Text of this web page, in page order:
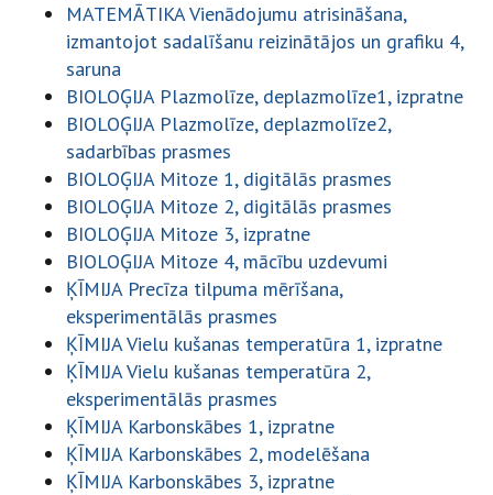
MATEMĀTIKA Vienādojumu atrisināšana,
izmantojot sadalīšanu reizinātājos un grafiku 4,
saruna
BIOLOĢIJA Plazmolīze, deplazmolīze1, izpratne
BIOLOĢIJA Plazmolīze, deplazmolīze2,
sadarbības prasmes
BIOLOĢIJA Mitoze 1, digitālās prasmes
BIOLOĢIJA Mitoze 2, digitālās prasmes
BIOLOĢIJA Mitoze 3, izpratne
BIOLOĢIJA Mitoze 4, mācību uzdevumi
ĶĪMIJA Precīza tilpuma mērīšana,
eksperimentālās prasmes
ĶĪMIJA Vielu kušanas temperatūra 1, izpratne
ĶĪMIJA Vielu kušanas temperatūra 2,
eksperimentālās prasmes
ĶĪMIJA Karbonskābes 1, izpratne
ĶĪMIJA Karbonskābes 2, modelēšana
ĶĪMIJA Karbonskābes 3, izpratne